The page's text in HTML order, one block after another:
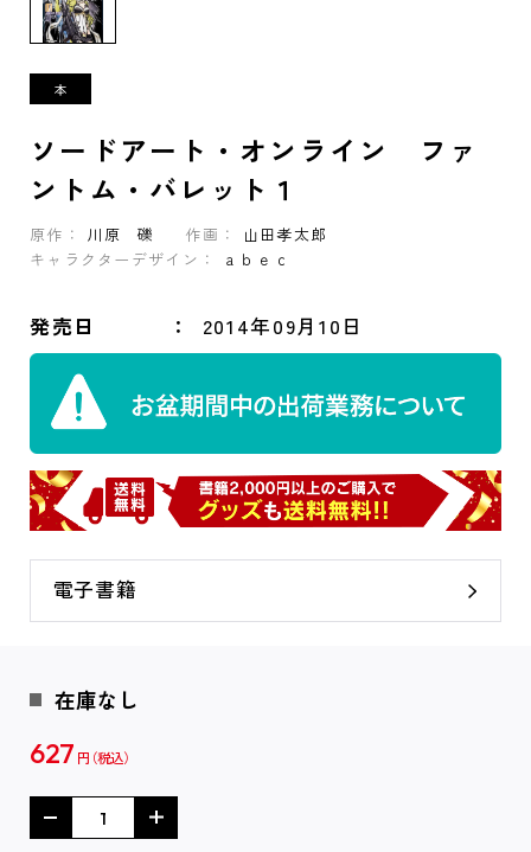
ソードアート・オンライン ファ
ントム・バレット１
原作： 川原 礫 作画：
山田孝太郎
キャラクターデザイン：
ａｂｅｃ
発売日 2014年09月10日
電子書籍
在庫なし
627 円